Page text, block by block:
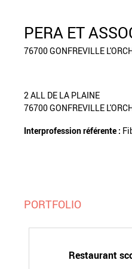
PERA ET
76700 GONFREVILLE
2 ALL DE LA PLAINE
76700 GONFREVILLE
Interprofession référente :
PORTFOLIO
Restaurant